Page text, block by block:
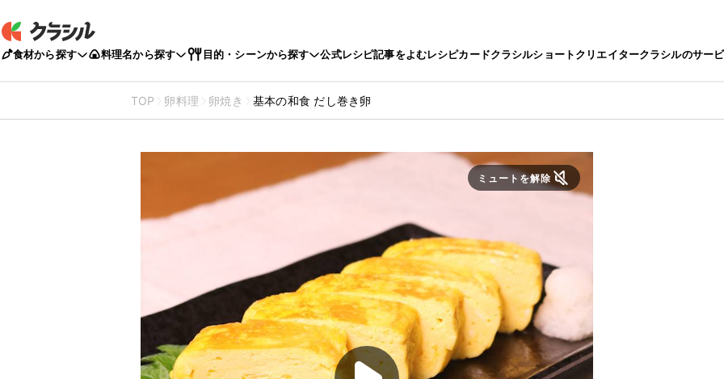
食材から探す 料理名から探す 目的・シーンから探す 公式レシピ記事をよむレシピカードクラシルショートクリエイタークラシルのサー
TOP 卵料理 卵焼き 基本の和食 だし巻き卵
ミュートを解除